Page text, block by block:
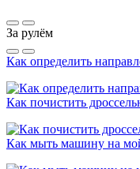
За рулём
Как определить
Как почистить
Как мыть машину на